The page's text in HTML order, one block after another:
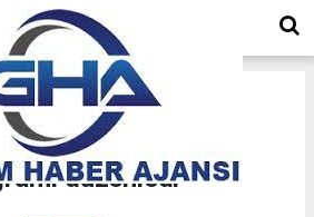
Halk İftar'
düzenledi